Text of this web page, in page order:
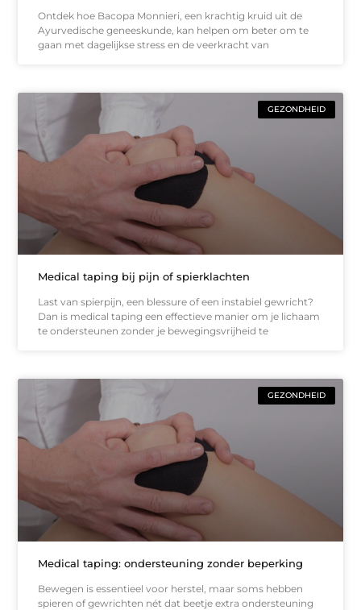
Ontdek hoe Bacopa Monnieri, een krachtig kruid uit de
Ayurvedische geneeskunde, kan helpen om beter om te
gaan met dagelijkse stress en de veerkracht van
GEZONDHEID
Medical taping bij pijn of spierklachten
Last van spierpijn, een blessure of een instabiel gewricht?
Dan is medical taping een effectieve manier om je lichaam
te ondersteunen zonder je bewegingsvrijheid te
GEZONDHEID
Medical taping: ondersteuning zonder beperking
Bewegen is essentieel voor herstel, maar soms hebben
spieren of gewrichten nét dat beetje extra ondersteuning